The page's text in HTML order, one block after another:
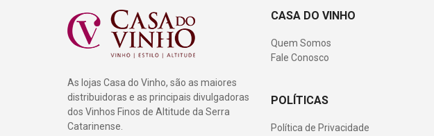
As lojas Casa do Vinho, são as maiores
distribuidoras e as principais divulgadoras
dos Vinhos Finos de Altitude da Serra
Catarinense.
CASA DO VINHO
Quem Somos
Fale Conosco
POLÍTICAS
Política de Privacidade